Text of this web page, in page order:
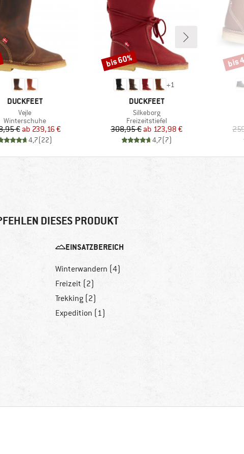
MARKE
DUCKFEET
Artikel
Vejle
Produktgruppe
Winterschuhe
Preis
€ reduzierter Preis
ab 239,16 €
4,7(22)
+1
MARKE
DUCKFEET
Artikel
Silkeborg
Produktgruppe
Freizeitstiefel
Preis
308,95 € reduzierter Preis
ab 123,98 €
4,7(7)
Rabatt
bis 60% bis
DIESES PRODUKT
EINSATZBEREICH
Winterwandern (4)
Freizeit (2)
Trekking (2)
Expedition (1)